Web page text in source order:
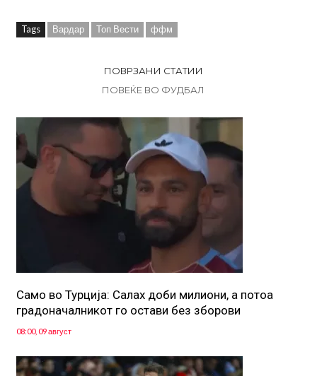
Tags Вардар Топ Вести ффм
ПОВРЗАНИ СТАТИИ
ПОВЕЌЕ ВО ФУДБАЛ
Само во Турција: Салах доби милиони, а потоа
градоначалникот го остави без зборови
08:00, 09 август